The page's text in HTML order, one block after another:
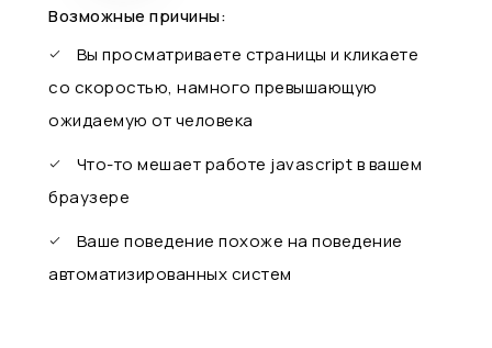
Возможные причины:
Вы просматриваете страницы и кликаете
со скоростью, намного превышающую
ожидаемую от человека
Что-то мешает работе javascript в вашем
браузере
Ваше поведение похоже на поведение
автоматизированных систем